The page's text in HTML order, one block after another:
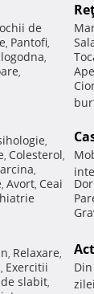
de
, Pantofi,
,
,
,
, Colesterol,
,
, Avort, Ceai
, Relaxare,
, Exercitii
slabit, zilei